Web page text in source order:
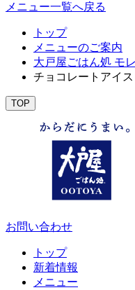
メニュー一覧へ戻る
トップ
メニューのご案内
大戸屋ごはん処 モ
チョコレートアイス
TOP
お問い合わせ
トップ
新着情報
メニュー